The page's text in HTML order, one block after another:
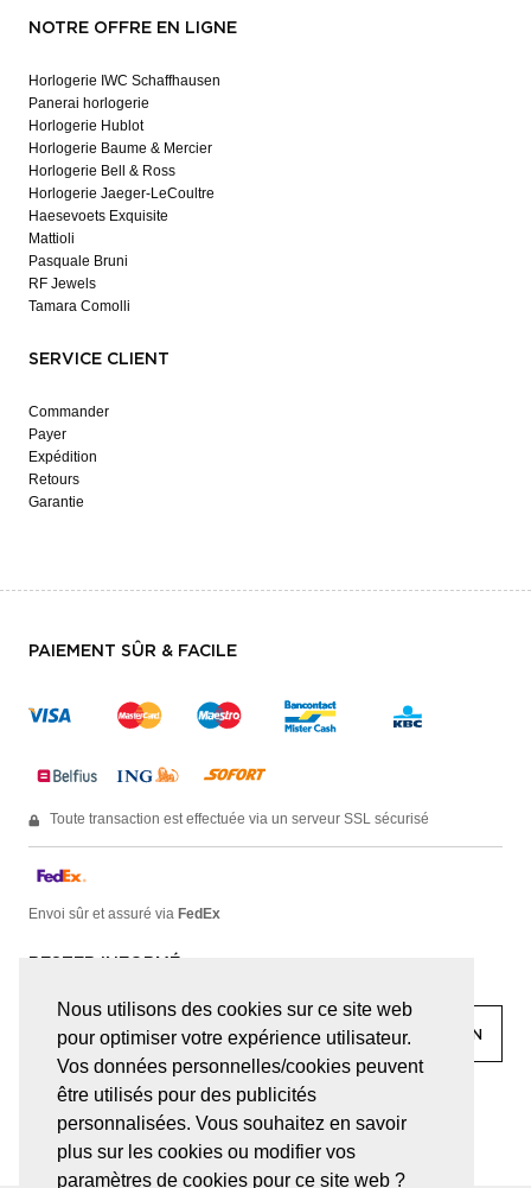
Nous utilisons des cookies sur ce site web
pour optimiser votre expérience utilisateur.
Vos données personnelles/cookies peuvent
être utilisés pour des publicités
personnalisées. Vous souhaitez en savoir
plus sur les cookies ou modifier vos
paramètres de cookies pour ce site web ?
NOTRE OFFRE EN LIGNE
Horlogerie IWC Schaffhausen
Panerai horlogerie
Horlogerie Hublot
Horlogerie Baume & Mercier
Horlogerie Bell & Ross
Horlogerie Jaeger-LeCoultre
Haesevoets Exquisite
Mattioli
Pasquale Bruni
RF Jewels
Tamara Comolli
SERVICE CLIENT
Commander
Payer
Expédition
Retours
Garantie
PAIEMENT SÛR & FACILE
Toute transaction est effectuée via un serveur SSL sécurisé
Envoi sûr et assuré via FedEx
facebook linkedin